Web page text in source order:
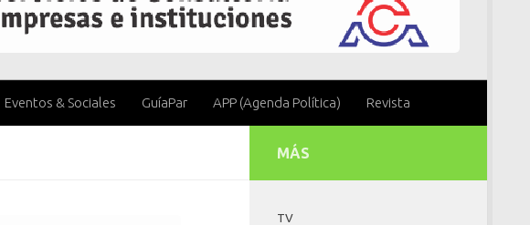
Eventos & Sociales GuíaPar APP (Agenda Política) Revista
MÁS
TV